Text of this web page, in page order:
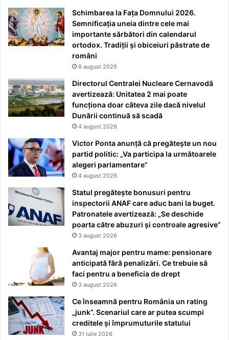
Schimbarea la Fața Domnului 2026.
Semnificația uneia dintre cele mai
importante sărbători din calendarul
ortodox. Tradiții și obiceiuri păstrate de
români
6 august 2026
Directorul Centralei Nucleare Cernavodă
avertizează: Unitatea 2 mai poate
funcționa doar câteva zile dacă nivelul
Dunării continuă să scadă
4 august 2026
Victor Ponta anunță că pregătește un nou
partid politic: „Va participa la următoarele
alegeri parlamentare”
4 august 2026
Statul pregătește bonusuri pentru
inspectorii ANAF care aduc bani la buget.
Patronatele avertizează: „Se deschide
poarta către abuzuri și controale agresive”
3 august 2026
Avantaj major pentru mame: pensionare
anticipată fără penalizări. Ce trebuie să
faci pentru a beneficia de drept
3 august 2026
Ce înseamnă pentru România un rating
„junk”. Scenariul care ar putea scumpi
creditele și împrumuturile statului
31 iulie 2026